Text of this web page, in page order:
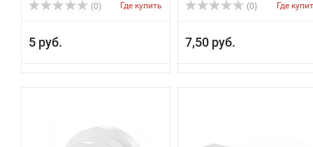
(0) Где купить
5 руб.
(0) Где
7,50 руб.